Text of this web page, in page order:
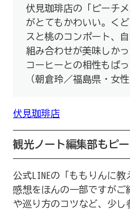
伏見珈琲店の「ピーチ
がとてもかわいい。く
スと桃のコンポート、
組み合わせが美味しか
コーヒーとの相性もばっ
（朝倉玲／福島県・女性
伏見珈琲店
観光ノート編集部もピ
公式LINEの「ももりんに
感想をほんの一部ですがご
や巡り方のコツなど、少し